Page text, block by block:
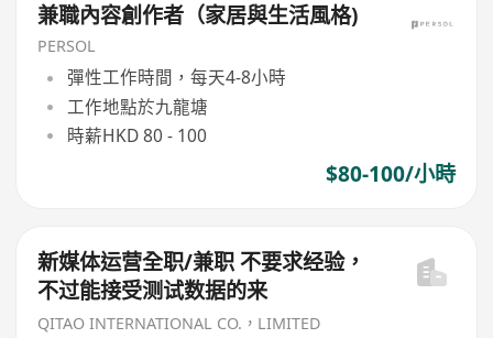
兼職內容創作者（家居與生活風格)
PERSOL
彈性工作時間，每天4-8小時
工作地點於九龍塘
時薪HKD 80 - 100
$80-100/小時
新媒体运营全职/兼职 不要求经验，
不过能接受测试数据的来
QITAO INTERNATIONAL CO.，LIMITED